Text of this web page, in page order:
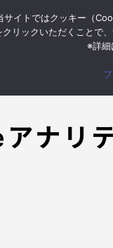
・セミナー
ナリ
サイトではクッキー（
クリックいただくことで
※詳細